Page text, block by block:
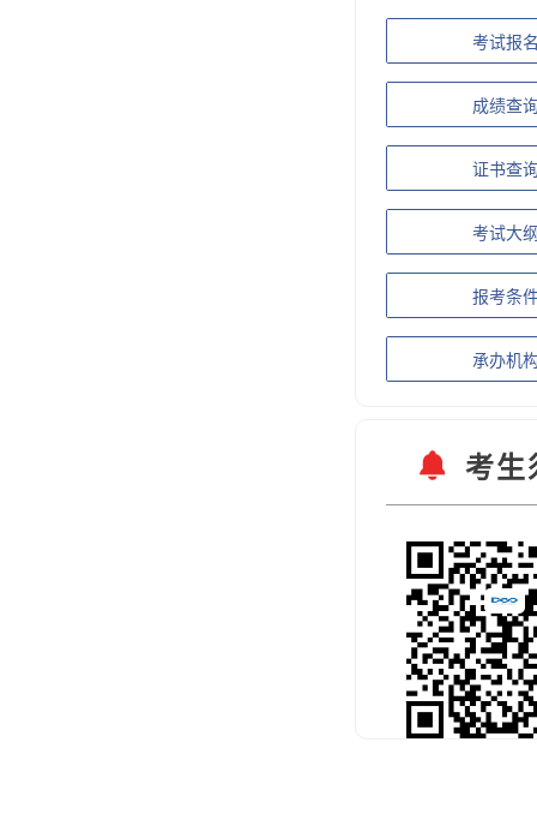
考试报
成绩查
证书查
考试大
报考条
承办机
考生
扫码关注官
预约考试